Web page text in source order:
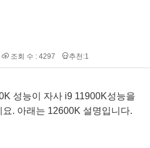
조회 수 : 4297 추천:1
성능이 자사 i9 11900K성능을
요. 아래는 12600K 설명입니다.